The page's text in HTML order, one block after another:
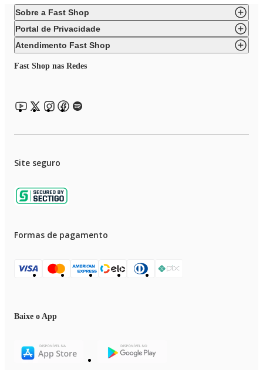
Sobre a Fast Shop
Portal de Privacidade
Atendimento Fast Shop
Fast Shop nas Redes
Site seguro
Formas de pagamento
Baixe o App